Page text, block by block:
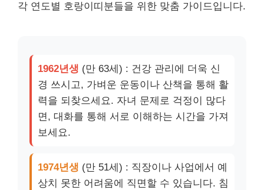
각 연도별 호랑이띠분들을 위한 맞춤 가이드입니다.
1962년생 (만 63세) : 건강 관리에 더욱 신
경 쓰시고, 가벼운 운동이나 산책을 통해 활
력을 되찾으세요. 자녀 문제로 걱정이 많다
면, 대화를 통해 서로 이해하는 시간을 가져
보세요.
1974년생 (만 51세) : 직장이나 사업에서 예
상치 못한 어려움에 직면할 수 있습니다. 침